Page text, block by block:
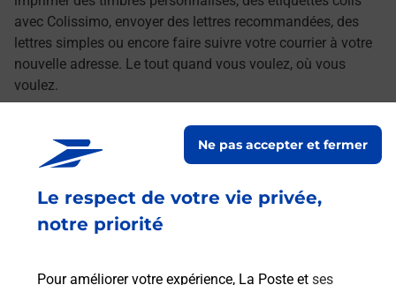
Le respect de votre vie privée,
notre priorité
Pour améliorer votre expérience, La Poste et ses
Ne pas accepter et fermer
avec Colissimo, envoyer des lettres recommandées, des
lettres simples ou encore faire suivre votre courrier à votre
nouvelle adresse. Le tout quand vous voulez, où vous
voulez.
Découvrez toutes les offres et services en ligne de
La Poste